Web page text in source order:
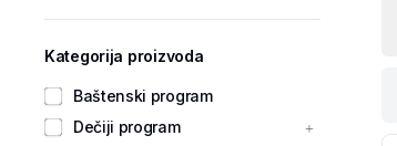
Kategorija proizvoda
Baštenski program
Dečiji program